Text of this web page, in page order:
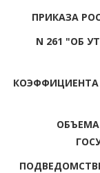
ПРИКАЗА
N 261 "ОБ